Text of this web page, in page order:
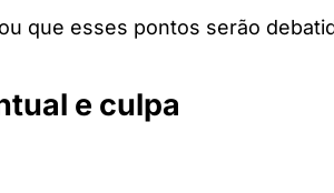
que esses pontos serão
e culpa